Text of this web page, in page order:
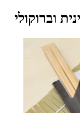
וברוקולי